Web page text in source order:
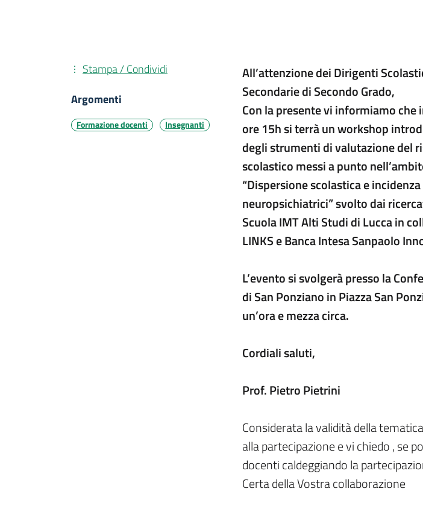
All’attenzione dei Dirigenti
Secondarie di Secondo Grado,
Con la presente vi informiamo che
ore 15h si terrà un workshop
degli strumenti di valutazione del
scolastico messi a punto
“Dispersione scolastica e
neuropsichiatrici” svolto dai
Scuola IMT Alti Studi di Lucca in
LINKS e Banca Intesa Sanpaolo
L’evento si svolgerà presso la
di San Ponziano in Piazza San
un’ora e mezza circa.
Cordiali saluti,
Prof. Pietro Pietrini
Considerata la validità della
alla partecipazione e vi chiedo , se
docenti caldeggiando la
Certa della Vostra collaborazione
Stampa / Condividi
Argomenti
Formazione docenti Insegnanti